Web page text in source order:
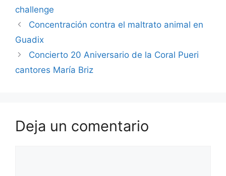
challenge
Concentración contra el maltrato animal en
Guadix
Concierto 20 Aniversario de la Coral Pueri
cantores María Briz
Deja un comentario